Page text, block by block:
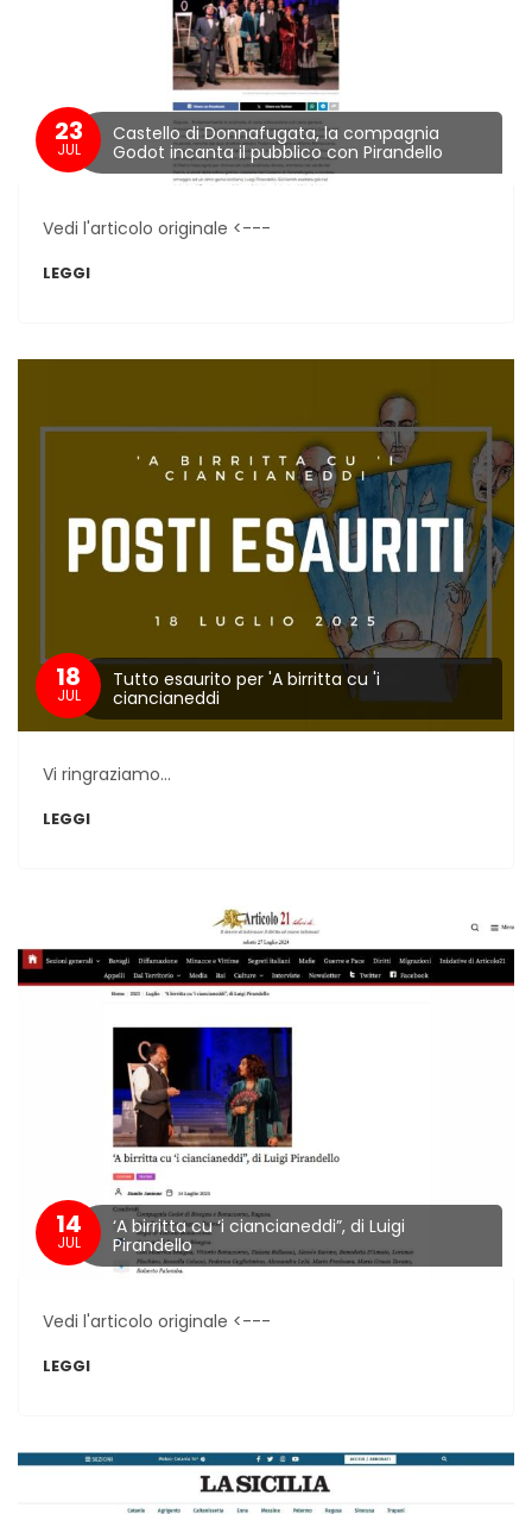
23
JUL
Castello di Donnafugata, la compagnia
Godot incanta il pubblico con Pirandello
Vedi l'articolo originale <---
LEGGI
18
JUL
Tutto esaurito per 'A birritta cu 'i
ciancianeddi
Vi ringraziamo...
LEGGI
14
JUL
‘A birritta cu ‘i ciancianeddi”, di Luigi
Pirandello
Vedi l'articolo originale <---
LEGGI